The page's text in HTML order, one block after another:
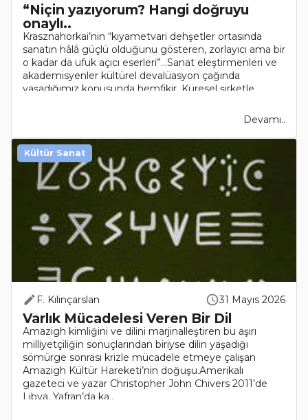
“Niçin yazıyorum? Hangi doğruyu
onaylı..
Krasznahorkai’nin “kıyametvari dehşetler ortasında
sanatın hâlâ güçlü olduğunu gösteren, zorlayıcı ama bir
o kadar da ufuk açıcı eserleri”…Sanat eleştirmenleri ve
akademisyenler kültürel devalüasyon çağında
yaşadığımız konusunda hemfikir. Küresel şirketle..
Devamı..
F. Kılınçarslan 31 Mayıs 2026
Varlık Mücadelesi Veren Bir Dil
Amazigh kimliğini ve dilini marjinalleştiren bu aşırı
milliyetçiliğin sonuçlarından biriyse dilin yaşadığı
sömürge sonrası krizle mücadele etmeye çalışan
Amazigh Kültür Hareketi’nin doğuşu.Amerikalı
gazeteci ve yazar Christopher John Chivers 2011’de
Libya, Yafran’da ka..
Kültür Sanat